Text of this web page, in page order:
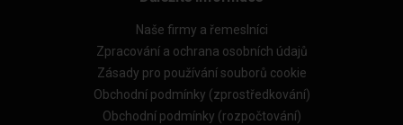
Naše firmy a řemeslníci
Zpracování a ochrana osobních údajů
Zásady pro používání souborů cookie
Obchodní podmínky (zprostředkování)
Obchodní podmínky (rozpočtování)